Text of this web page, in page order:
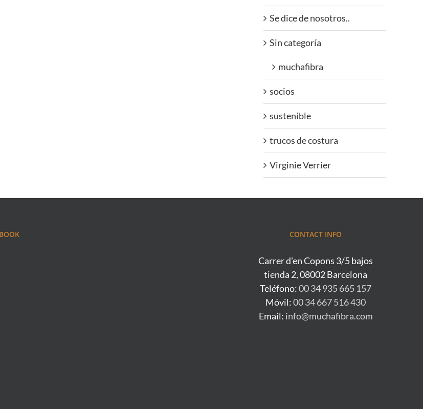
Se dice de nosotros..
Sin categoría
muchafibra
socios
sustenible
trucos de costura
Virginie Verrier
CONTACT INFO
Carrer d'en Copons 3/5 bajos
tienda 2, 08002 Barcelona
Teléfono:00 34 935 665 157
Móvil:00 34 667 516 430
Email: info@muchafibra.com